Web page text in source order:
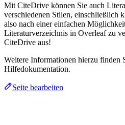
Mit CiteDrive können Sie auch
verschiedenen Stilen, einschließlich
also nach einer einfachen
Literaturverzeichnis in Overleaf zu
CiteDrive aus!
Weitere Informationen hierzu finden
Hilfedokumentation.
Seite bearbeiten